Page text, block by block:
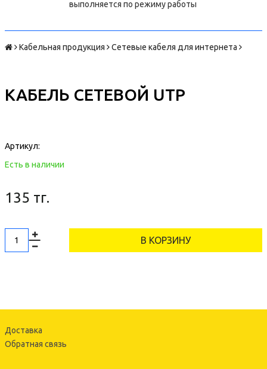
выполняется по режиму работы
Кабельная продукция Сетевые кабеля для интернета
КАБЕЛЬ СЕТЕВОЙ UTP
Артикул:
Есть в наличии
135 тг.
В КОРЗИНУ
Доставка
Обратная связь